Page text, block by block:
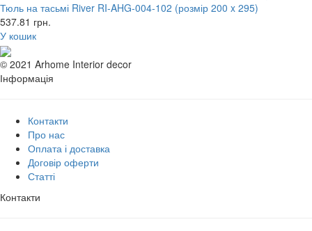
Тюль на тасьмі River RI-AHG-004-102 (розмір 200 x 295)
537.81 грн.
У кошик
© 2021 Arhome Interior decor
Інформація
Контакти
Про нас
Оплата і доставка
Договір оферти
Статті
Контакти